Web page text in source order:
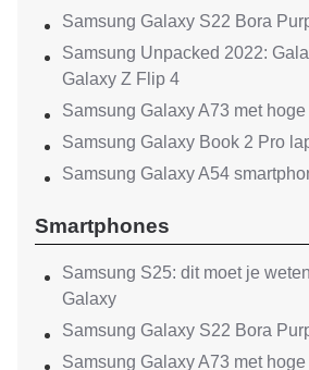
Samsung Galaxy S22 Bora
Samsung Unpacked 2022:
Galaxy Z Flip 4
Samsung Galaxy A73 met
Samsung Galaxy Book 2 Pro
Samsung Galaxy A54
Smartphones
Samsung S25: dit moet je
Galaxy
Samsung Galaxy S22 Bora
Samsung Galaxy A73 met